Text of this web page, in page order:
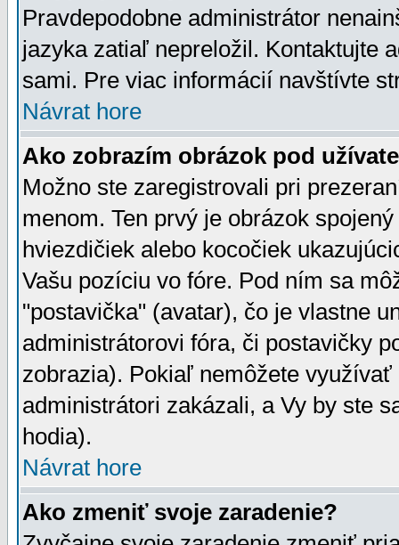
Pravdepodobne administrátor
jazyka zatiaľ nepreložil. Kontaktujte
sami. Pre viac informácií navštívte
Návrat hore
Ako zobrazím obrázok pod
Možno ste zaregistrovali pri
menom. Ten prvý je obrázok
hviezdičiek alebo kocočiek
Vašu pozíciu vo fóre. Pod ním sa
"postavička" (avatar), čo je vlastne
administrátorovi fóra, či postavičky
zobrazia). Pokiaľ nemôžete
administrátori zakázali, a Vy by ste
hodia).
Návrat hore
Ako zmeniť svoje zaradenie?